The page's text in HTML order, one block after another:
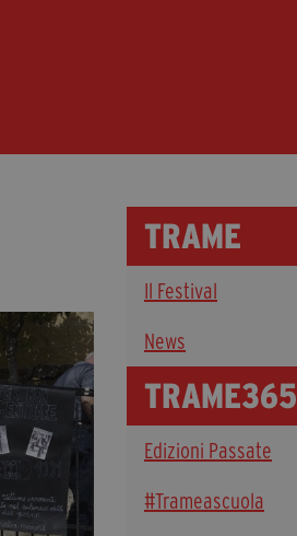
Ospiti
Media & Press
News & Kit
Accrediti Stampa
Cartella Stampa
Rassegna Stampa
Diventa Partner
TRAME
Il Festival
News
TRAME365
Edizioni Passate
#Trameascuola